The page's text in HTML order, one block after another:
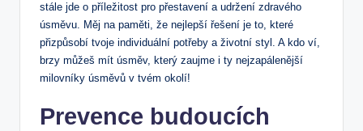
stále jde o příležitost pro přestavení a udržení zdravého
úsměvu. Měj na paměti, že nejlepší řešení je to, které
přizpůsobí tvoje individuální potřeby a životní styl. A kdo ví,
brzy můžeš mít úsměv, který zaujme i ty nejzapálenější
milovníky úsměvů v tvém okolí!
Prevence budoucích